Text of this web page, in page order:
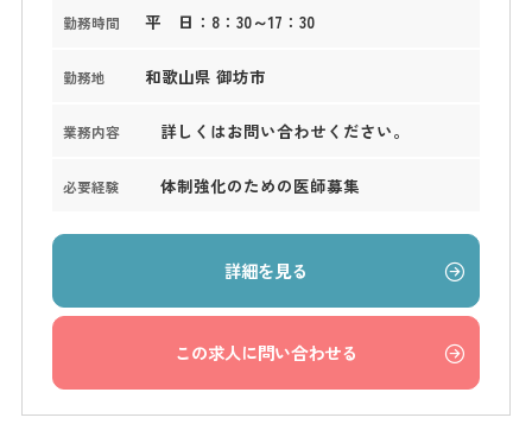
勤務時間 平 日：8：30～17：30
勤務地 和歌山県 御坊市
業務内容 詳しくはお問い合わせください。
必要経験 体制強化のための医師募集
詳細を見る
この求人に問い合わせる